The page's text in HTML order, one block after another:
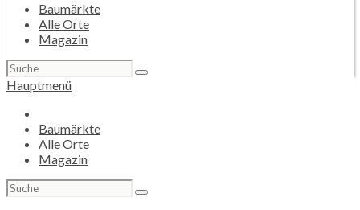
Baumärkte
Alle Orte
Magazin
Suchen
nach:
Hauptmenü
Baumärkte
Alle Orte
Magazin
Suchen
nach: